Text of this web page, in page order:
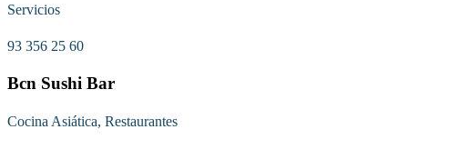
Servicios
93 356 25 60
Bcn Sushi Bar
Cocina Asiática, Restaurantes